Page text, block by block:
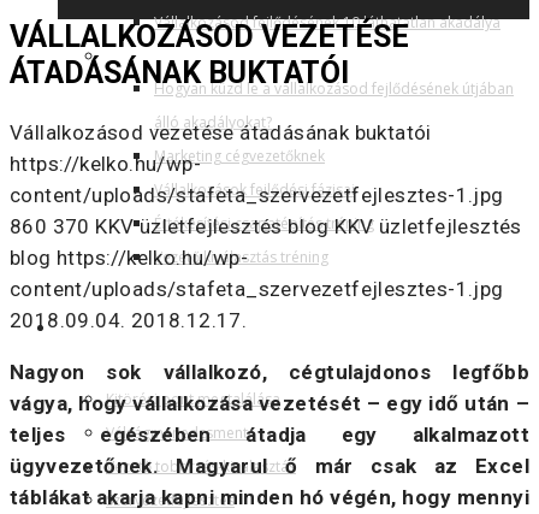
Vállalkozásod fejlődésének 10 láthatatlan akadálya
TRÉNINGEK, ELŐADÁSOK
Hogyan küzd le a vállalkozásod fejlődésének útjában
álló akadályokat?
Marketing cégvezetőknek
Vállalkozások fejlődési fázisai
Értékesítési csapatépítés tréning
Vezető kiválasztás tréning
SZOLGÁLTATÁSOK
Kitörési pont megtalálása
Válságmenedzsment
Vezető toborzás-kivalasztás
Szervezetfejlesztés
VÁLLALKOZÁSOD VEZETÉSE
ÁTADÁSÁNAK BUKTATÓI
Vállalkozásod vezetése átadásának buktatói
https://kelko.hu/wp-
content/uploads/stafeta_szervezetfejlesztes-1.jpg
860 370 KKV üzletfejlesztés blog KKV üzletfejlesztés
blog https://kelko.hu/wp-
content/uploads/stafeta_szervezetfejlesztes-1.jpg
2018.09.04. 2018.12.17.
Nagyon sok vállalkozó, cégtulajdonos legfőbb
vágya, hogy vállalkozása vezetését – egy idő után –
teljes egészében átadja egy alkalmazott
ügyvezetőnek. Magyarul ő már csak az Excel
táblákat akarja kapni minden hó végén, hogy mennyi